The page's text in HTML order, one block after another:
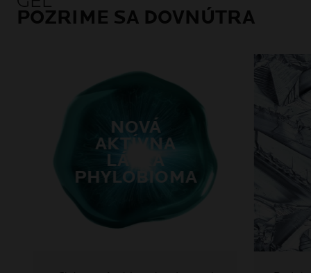
POZRIME SA DOVNÚTRA
NOVÁ
AKTÍVNA
LÁTKA
PHYLOBIOMA